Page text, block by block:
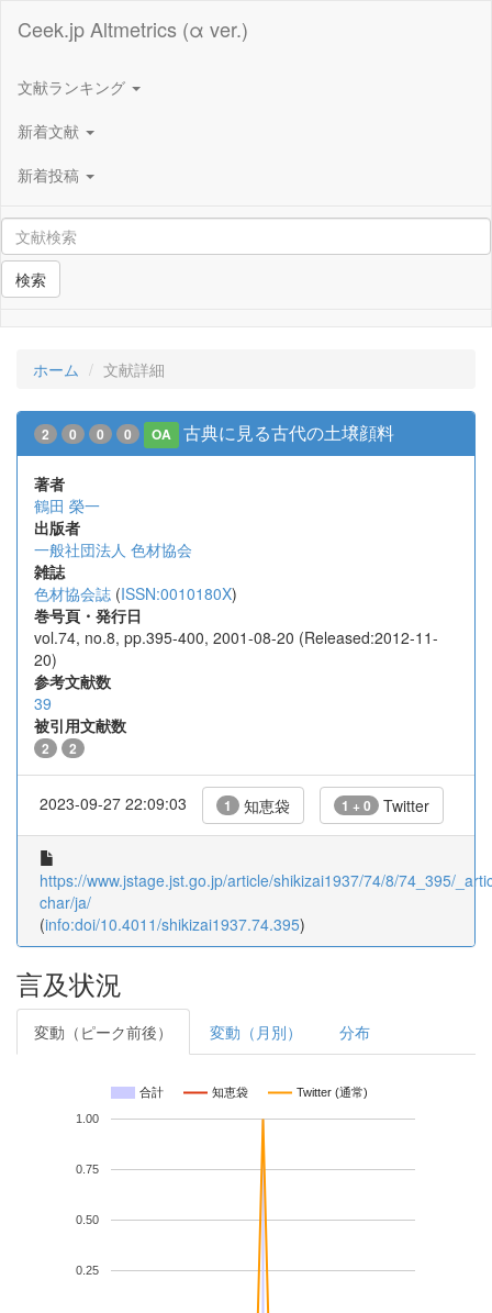
Ceek.jp Altmetrics (α ver.)
文献ランキング
新着文献
新着投稿
検索
ホーム 文献詳細
2 0 0 0 OA 古典に見る古代の土壌顔料
著者
鶴田 榮一
出版者
一般社団法人 色材協会
雑誌
色材協会誌 (ISSN:0010180X)
巻号頁・発行日
vol.74, no.8, pp.395-400, 2001-08-20 (Released:2012-11-
20)
参考文献数
39
被引用文献数
2 2
2023-09-27 22:09:03 1 知恵袋 1 + 0 Twitter
https://www.jstage.jst.go.jp/article/shikizai1937/74/8/74_395/
char/ja/
(info:doi/10.4011/shikizai1937.74.395)
言及状況
変動（ピーク前後） 変動（月別） 分布
合計 知恵袋 Twitter (通常)
0.25
0.50
0.75
1.00